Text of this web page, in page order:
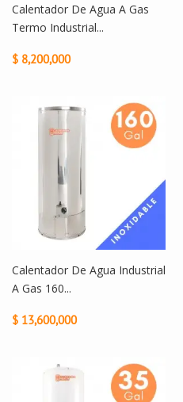
Calentador De Agua A Gas
Termo Industrial...
$ 8,200,000
Calentador De Agua Industrial
A Gas 160...
$ 13,600,000